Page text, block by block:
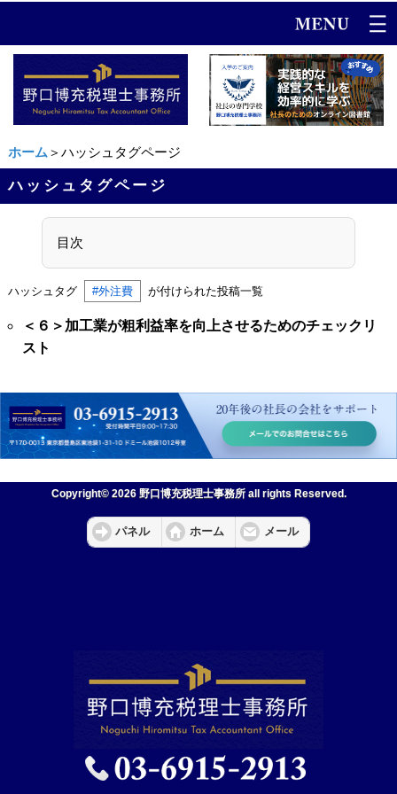
ホーム＞ハッシュタグページ
ハッシュタグページ
目次
ハッシュタグ #外注費 が付けられた投稿一覧
＜６＞加工業が粗利益率を向上させるためのチェックリ
スト
Copyright© 2026 野口博充税理士事務所 all rights Reserved.
パネル ホーム メール